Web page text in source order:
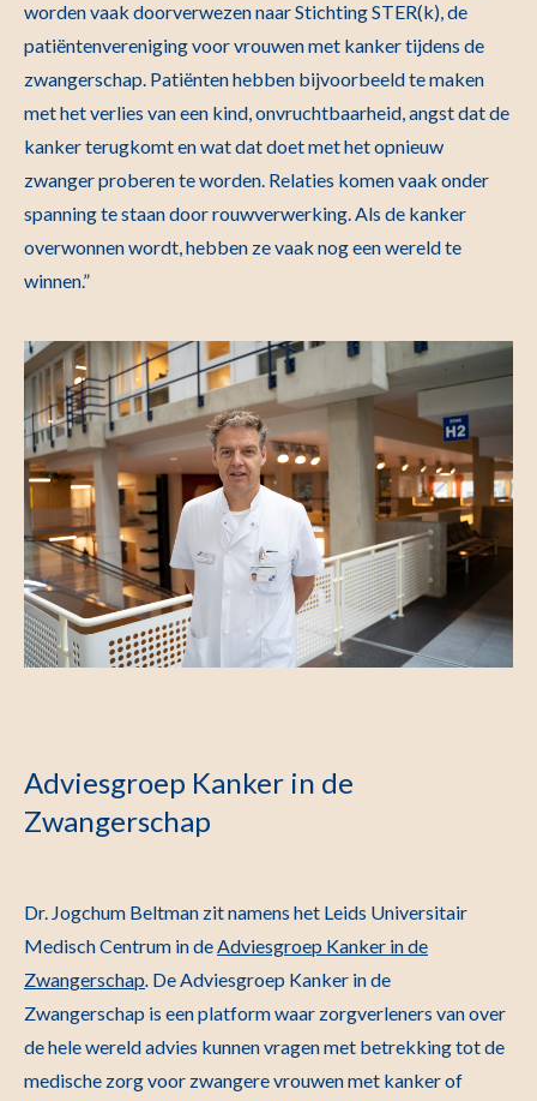
worden vaak doorverwezen naar Stichting STER(k), de
patiëntenvereniging voor vrouwen met kanker tijdens de
zwangerschap. Patiënten hebben bijvoorbeeld te maken
met het verlies van een kind, onvruchtbaarheid, angst dat de
kanker terugkomt en wat dat doet met het opnieuw
zwanger proberen te worden. Relaties komen vaak onder
spanning te staan door rouwverwerking. Als de kanker
overwonnen wordt, hebben ze vaak nog een wereld te
winnen.”
Adviesgroep Kanker in de
Zwangerschap
Dr. Jogchum Beltman zit namens het Leids Universitair
Medisch Centrum in deAdviesgroep Kanker in de
Zwangerschap. De Adviesgroep Kanker in de
Zwangerschap is een platform waar zorgverleners van over
de hele wereld advies kunnen vragen met betrekking tot de
medische zorg voor zwangere vrouwen met kanker of